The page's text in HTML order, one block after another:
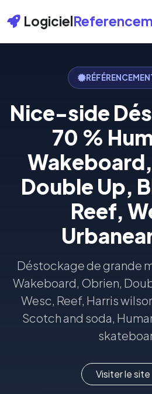
Logiciel
Nice-side
70 %
Double Up,
Reef,
Déstockage de grande
Wakeboard, Obrien,
Wesc, Reef, Harris
Scotch and soda,
Visiter le site